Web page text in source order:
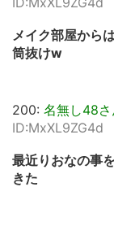
メイク部屋から
筒抜けw
200: 名無し48さ
ID:MxXL9ZG4d
最近りおなの事
きた